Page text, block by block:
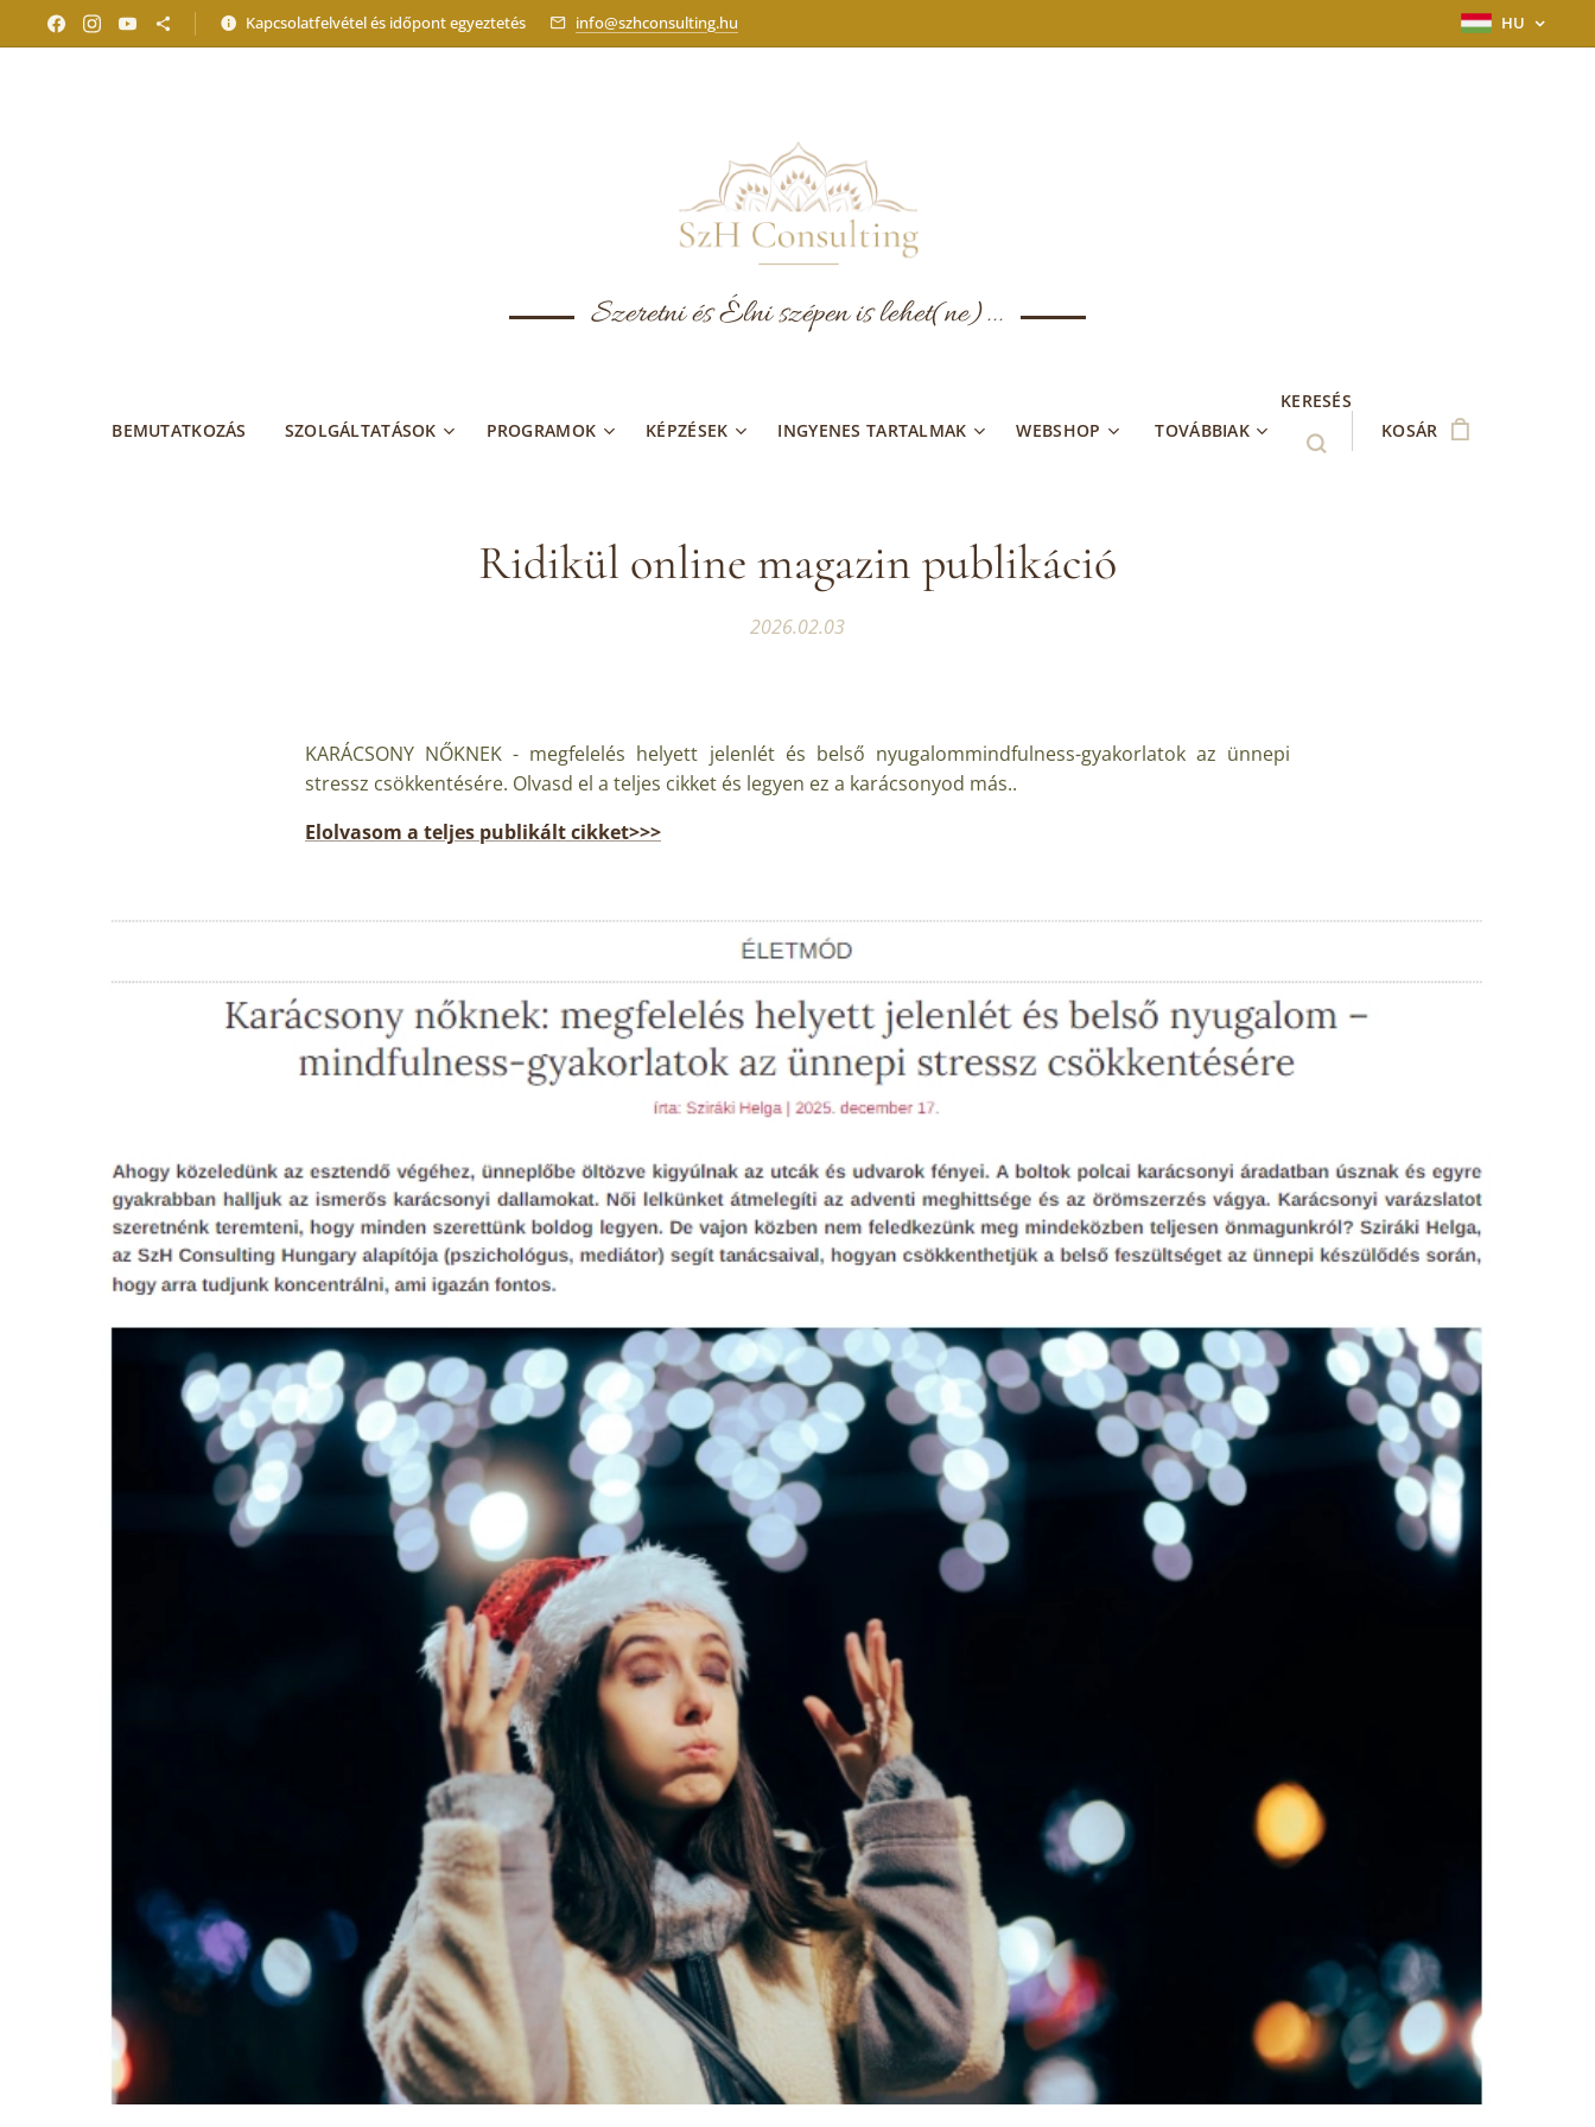
Kapcsolatfelvétel és időpont egyeztetés info@szhconsulting.hu HU
Szeretni és Élni szépen is lehet(ne)...
BEMUTATKOZÁS SZOLGÁLTATÁSOK PROGRAMOK KÉPZÉSEK INGYENES TARTALMAK WEBSHOP TOVÁBBIAK
KERESÉS
KOSÁR
Ridikül online magazin publikáció
2026.02.03
KARÁCSONY NŐKNEK - megfelelés helyett jelenlét és belső nyugalommindfulness-gyakorlatok az ünnepi
stressz csökkentésére. Olvasd el a teljes cikket és legyen ez a karácsonyod más..
Elolvasom a teljes publikált cikket>>>